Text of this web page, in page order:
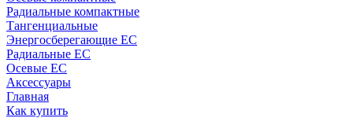
Радиальные компактные
Тангенциальные
Энергосберегающие EC
Радиальные EC
Осевые EC
Аксессуары
Главная
Как купить